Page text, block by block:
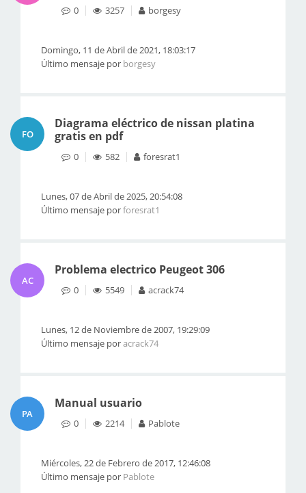
0 3257 borgesy
Domingo, 11 de Abril de 2021, 18:03:17
Último mensaje por borgesy
FO
Diagrama eléctrico de nissan platina
gratis en pdf
0 582 foresrat1
Lunes, 07 de Abril de 2025, 20:54:08
Último mensaje porforesrat1
AC
Problema electrico Peugeot 306
0 5549 acrack74
Lunes, 12 de Noviembre de 2007, 19:29:09
Último mensaje poracrack74
PA
Manual usuario
0 2214 Pablote
Miércoles, 22 de Febrero de 2017, 12:46:08
Último mensaje por Pablote